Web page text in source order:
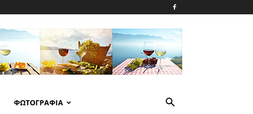
ΦΩΤΟΓΡΑΦΙΑ